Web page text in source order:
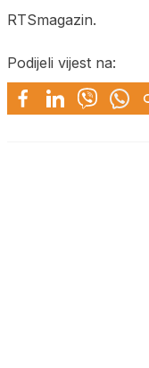
RTSmagazin.
Podijeli vijest na: